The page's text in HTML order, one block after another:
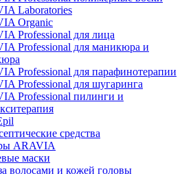
Laboratories
Organic
Professional для лица
Professional для маникюра и
Professional для парафинотерапии
Professional для шугаринга
Professional пилинги и
средства
ARAVIA
маски
волосами и кожей головы